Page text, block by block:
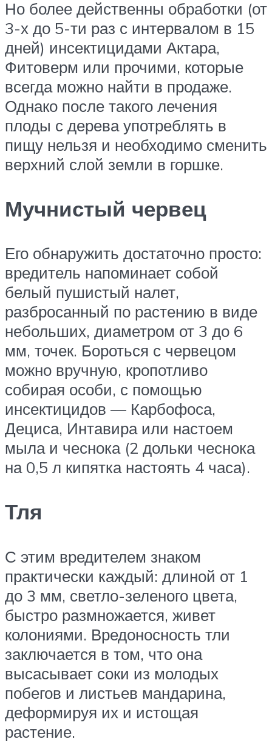
Но более действенны обработки (от
3-х до 5-ти раз с интервалом в 15
дней) инсектицидами Актара,
Фитоверм или прочими, которые
всегда можно найти в продаже.
Однако после такого лечения
плоды с дерева употреблять в
пищу нельзя и необходимо сменить
верхний слой земли в горшке.
Мучнистый червец
Его обнаружить достаточно просто:
вредитель напоминает собой
белый пушистый налет,
разбросанный по растению в виде
небольших, диаметром от 3 до 6
мм, точек. Бороться с червецом
можно вручную, кропотливо
собирая особи, с помощью
инсектицидов — Карбофоса,
Дециса, Интавира или настоем
мыла и чеснока (2 дольки чеснока
на 0,5 л кипятка настоять 4 часа).
Тля
С этим вредителем знаком
практически каждый: длиной от 1
до 3 мм, светло-зеленого цвета,
быстро размножается, живет
колониями. Вредоносность тли
заключается в том, что она
высасывает соки из молодых
побегов и листьев мандарина,
деформируя их и истощая
растение.